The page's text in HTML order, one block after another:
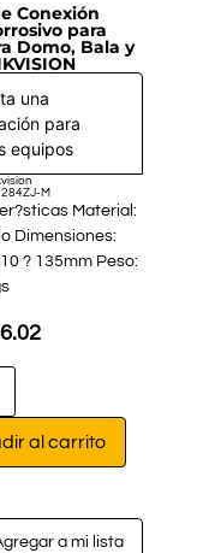
Conexión
para
Domo, Bala y
una
para
equipos
M
Material:
Dimensiones:
? 135mm Peso:
al carrito
a mi lista